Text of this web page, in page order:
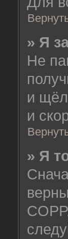
» Я
Не
и
и
» Я